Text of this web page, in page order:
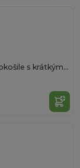
MONTMELO Sportovní polokošile s krátkým rukávem